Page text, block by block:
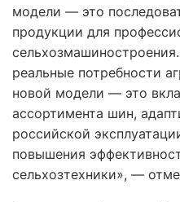
модели — это
продукции для
реальные потребности
новой модели — это
ассортимента шин,
российской
повышения
сельхозтехники», —